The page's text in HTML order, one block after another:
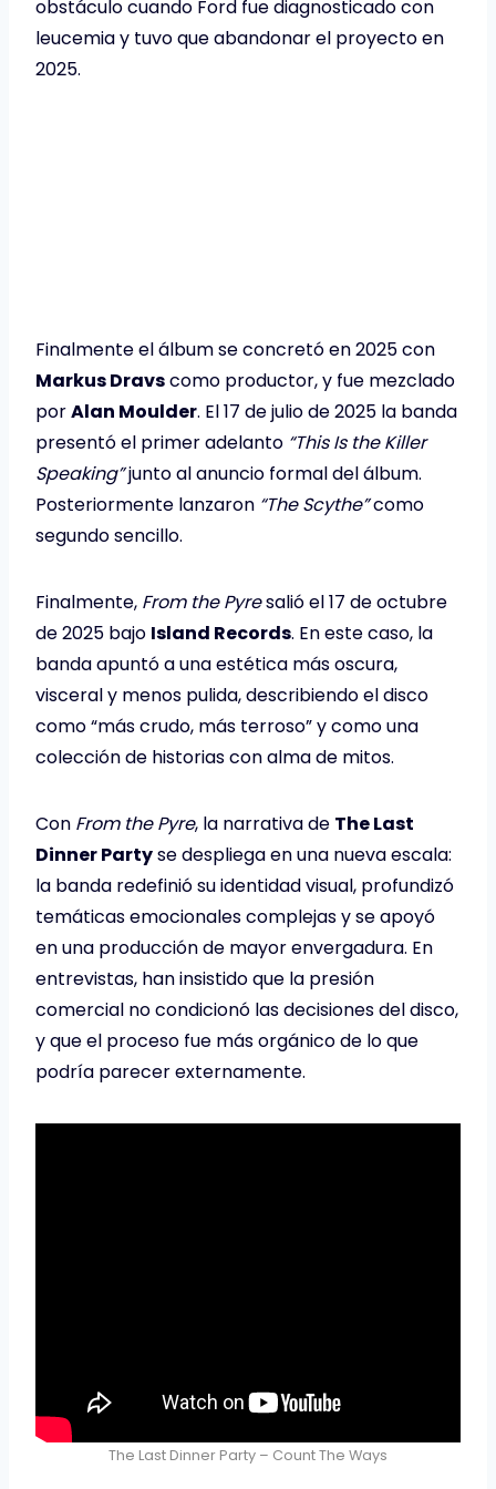
obstáculo cuando Ford fue diagnosticado con
leucemia y tuvo que abandonar el proyecto en
2025.
Finalmente el álbum se concretó en 2025 con
Markus Dravscomo productor, y fue mezclado
porAlan Moulder. El 17 de julio de 2025 la banda
presentó el primer adelanto “This Is the Killer
Speaking”junto al anuncio formal del álbum.
Posteriormente lanzaron “The Scythe”como
segundo sencillo.
Finalmente, From the Pyresalió el 17 de octubre
de 2025 bajo Island Records. En este caso, la
banda apuntó a una estética más oscura,
visceral y menos pulida, describiendo el disco
como “más crudo, más terroso” y como una
colección de historias con alma de mitos.
Con From the Pyre, la narrativa de The Last
Dinner Partyse despliega en una nueva escala:
la banda redefinió su identidad visual, profundizó
temáticas emocionales complejas y se apoyó
en una producción de mayor envergadura. En
entrevistas, han insistido que la presión
comercial no condicionó las decisiones del disco,
y que el proceso fue más orgánico de lo que
podría parecer externamente.
The Last Dinner Party – Count The Ways